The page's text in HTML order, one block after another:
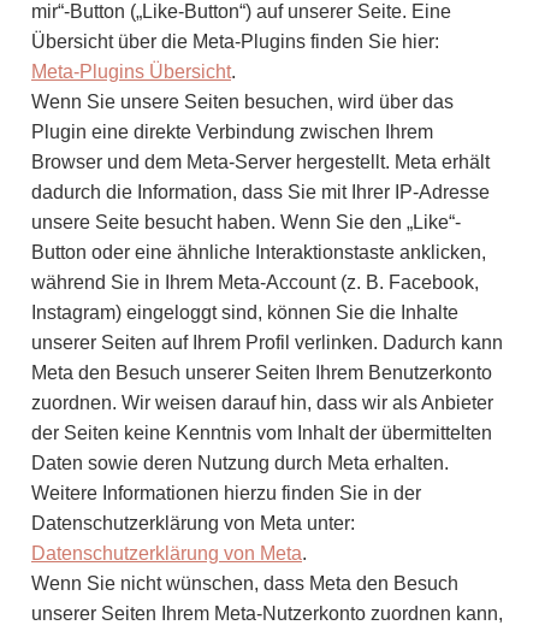
mir“-Button („Like-Button“) auf unserer Seite. Eine
Übersicht über die Meta-Plugins finden Sie hier:
Meta-Plugins Übersicht.
Wenn Sie unsere Seiten besuchen, wird über das
Plugin eine direkte Verbindung zwischen Ihrem
Browser und dem Meta-Server hergestellt. Meta erhält
dadurch die Information, dass Sie mit Ihrer IP-Adresse
unsere Seite besucht haben. Wenn Sie den „Like“-
Button oder eine ähnliche Interaktionstaste anklicken,
während Sie in Ihrem Meta-Account (z. B. Facebook,
Instagram) eingeloggt sind, können Sie die Inhalte
unserer Seiten auf Ihrem Profil verlinken. Dadurch kann
Meta den Besuch unserer Seiten Ihrem Benutzerkonto
zuordnen. Wir weisen darauf hin, dass wir als Anbieter
der Seiten keine Kenntnis vom Inhalt der übermittelten
Daten sowie deren Nutzung durch Meta erhalten.
Weitere Informationen hierzu finden Sie in der
Datenschutzerklärung von Meta unter:
Datenschutzerklärung von Meta.
Wenn Sie nicht wünschen, dass Meta den Besuch
unserer Seiten Ihrem Meta-Nutzerkonto zuordnen kann,